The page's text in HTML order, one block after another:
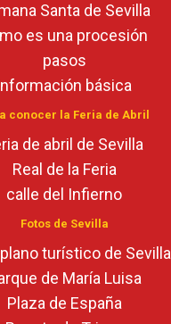
Santa de Sevilla
es una procesión
pasos
básica
conocer la Feria de Abril
de abril de Sevilla
Real de la Feria
calle del Infierno
Fotos de Sevilla
turístico de Sevilla
de María Luisa
Plaza de España